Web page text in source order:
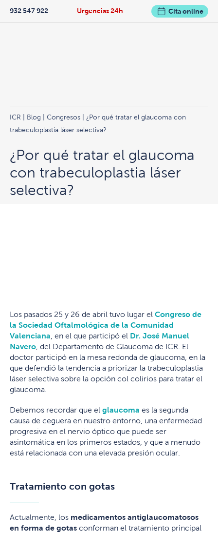
Urgencias 24h
932 547 922 Cita online
ICR Blog Congresos | ¿Por qué tratar el glaucoma con
trabeculoplastia láser selectiva?
¿Por qué tratar el glaucoma
con trabeculoplastia láser
selectiva?
Los pasados 25 y 26 de abril tuvo lugar el Congreso de
la Sociedad Oftalmológica de la Comunidad
Valenciana , en el que participó el Dr. José Manuel
Navero , del Departamento de Glaucoma de ICR. El
doctor participó en la mesa redonda de glaucoma, en la
que defendió la tendencia a priorizar la trabeculoplastia
láser selectiva sobre la opción col colirios para tratar el
glaucoma.
Debemos recordar que el glaucoma es la segunda
causa de ceguera en nuestro entorno, una enfermedad
progresiva en el nervio óptico que puede ser
asintomática en los primeros estados, y que a menudo
está relacionada con una elevada presión ocular.
Tratamiento con gotas
Actualmente, los medicamentos antiglaucomatosos
en forma de gotas conforman el tratamiento principal